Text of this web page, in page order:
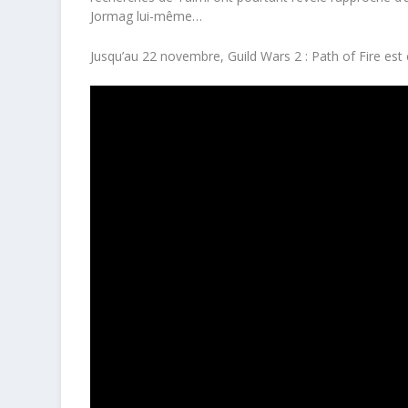
Jormag lui-même…
Jusqu’au 22 novembre, Guild Wars 2 : Path of Fire